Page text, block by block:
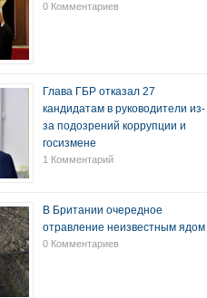
0 Комментариев
Глава ГБР отказал 27
кандидатам в руководители из-
за подозрений коррупции и
госизмене
1 Комментарий
В Британии очередное
отравление неизвестным ядом
0 Комментариев